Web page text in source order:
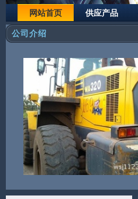
网站首页 供应产品
公司介绍